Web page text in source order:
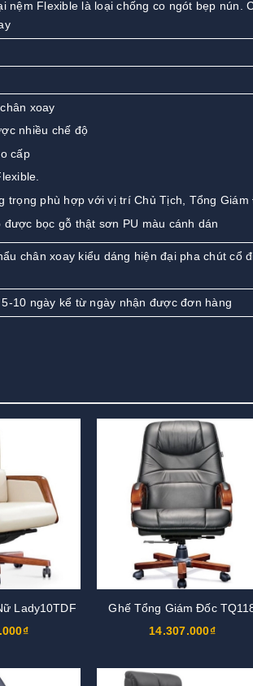
nệm Flexible là loại chống co ngót bẹp nún.
xoay
nhiều chế độ
cấp
trọng phù hợp với vị trí Chủ Tịch, Tổng Giám
được bọc gỗ thật sơn PU màu cánh dán
chân xoay kiểu dáng hiện đại pha chút cổ
10 ngày kể từ ngày nhận được đơn hàng
Lady10TDF
Ghế Tổng Giám Đốc
14.307.000₫